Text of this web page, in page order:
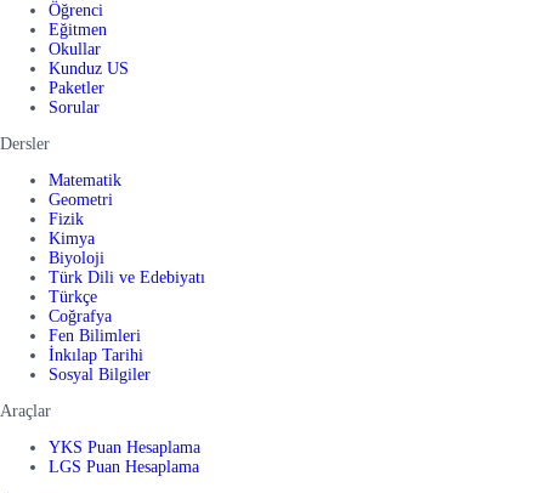
Öğrenci
Eğitmen
Okullar
Kunduz US
Paketler
Sorular
Dersler
Matematik
Geometri
Fizik
Kimya
Biyoloji
Türk Dili ve Edebiyatı
Türkçe
Coğrafya
Fen Bilimleri
İnkılap Tarihi
Sosyal Bilgiler
Araçlar
YKS Puan Hesaplama
LGS Puan Hesaplama